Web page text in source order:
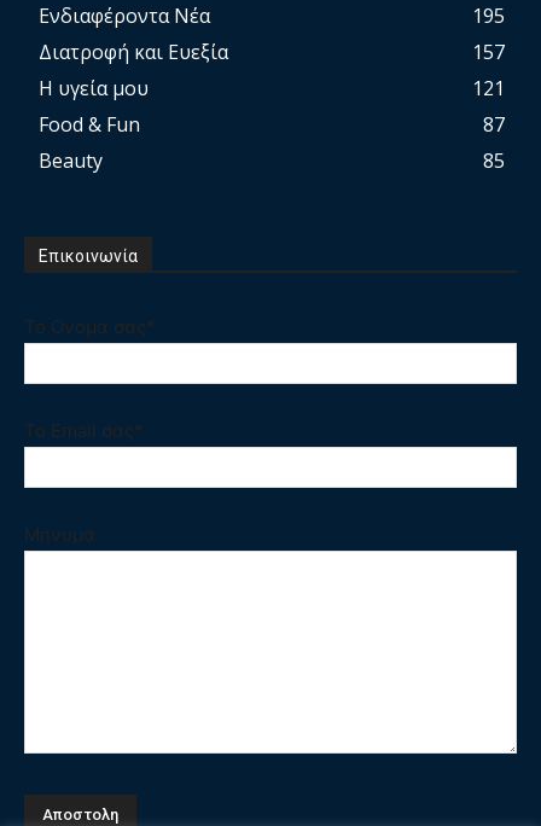
Ενδιαφέροντα Νέα
195
Διατροφή και Ευεξία
157
Η υγεία μου
121
Food & Fun
87
Beauty
85
Επικοινωνία
Το Ονομα σας*
Το Email σας*
Μηνυμα